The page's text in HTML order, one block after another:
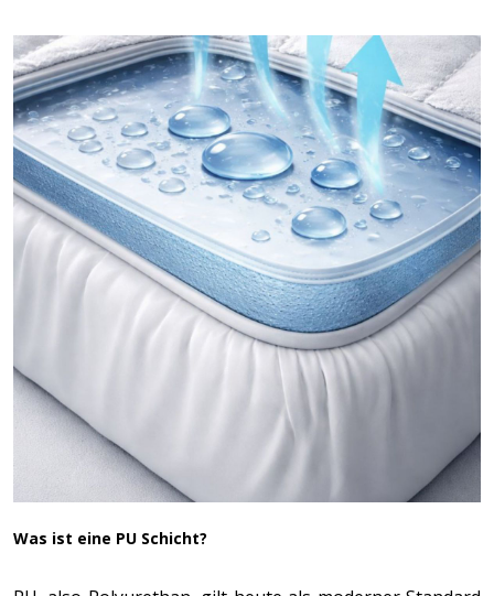
Was ist eine PU Schicht?